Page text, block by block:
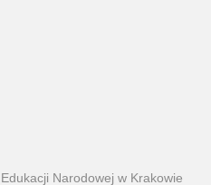
Narodowej w Krakowie